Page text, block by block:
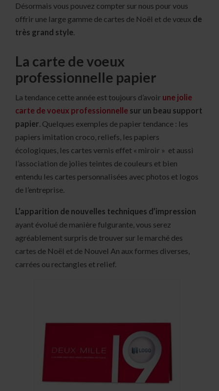
Désormais vous pouvez compter sur nous pour vous
offrir une large gamme de cartes de Noël et de vœux de
très grand style
La carte de voeux
professionnelle papier
La tendance cette année est toujours d’avoir une jolie
carte de voeux professionnelle sur un beau support
papier . Quelques exemples de papier tendance : les
papiers imitation croco, reliefs, les papiers
écologiques, les cartes vernis effet « miroir » et aussi
l’association de jolies teintes de couleurs et bien
entendu les cartes personnalisées avec photos et logos
de l’entreprise.
L’apparition de nouvelles techniques d’impression
ayant évolué de manière fulgurante, vous serez
agréablement surpris de trouver sur le marché des
cartes de Noël et de Nouvel An aux formes diverses,
carrées ou rectangles et relief.